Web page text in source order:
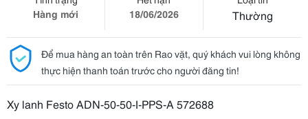
Hàng mới
18/06/2026
Thường
Để mua hàng an toàn trên Rao vặt, quý khách vui lòng không
thực hiện thanh toán trước cho người đăng tin!
Xy lanh Festo ADN-50-50-I-PPS-A 572688